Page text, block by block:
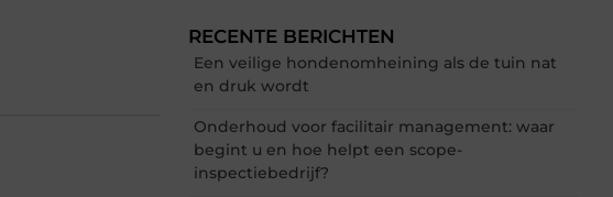
RECENTE BERICHTEN
Een veilige hondenomheining als de tuin nat
en druk wordt
Onderhoud voor facilitair management: waar
begint u en hoe helpt een scope-
inspectiebedrijf?